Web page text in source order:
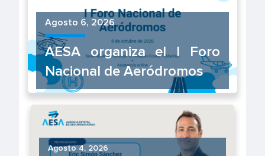
Agosto 6, 2026
AESA organiza el I Foro
Nacional de Aeródromos
Agosto 4, 2026